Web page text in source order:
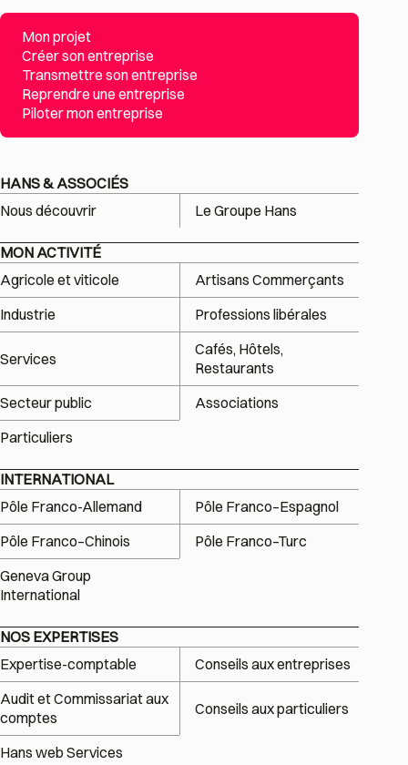
Mon projet
Créer son entreprise
Transmettre son entreprise
Reprendre une entreprise
Piloter mon entreprise
HANS & ASSOCIÉS
Nous découvrir
Le Groupe Hans
MON ACTIVITÉ
Agricole et viticole
Artisans Commerçants
Industrie
Professions libérales
Services
Cafés, Hôtels,
Restaurants
Secteur public
Associations
Particuliers
INTERNATIONAL
Pôle Franco-Allemand
Pôle Franco–Espagnol
Pôle Franco–Chinois
Pôle Franco–Turc
Geneva Group
International
NOS EXPERTISES
Expertise-comptable
Conseils aux entreprises
Audit et Commissariat aux
comptes
Conseils aux particuliers
Hans web Services